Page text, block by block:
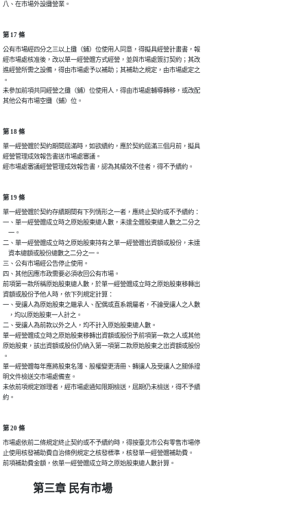
八、在市場外設攤營業。
第 17 條
公有市場經四分之三以上攤（鋪）位使用人同意，得擬具經營計畫書，報
經市場處核准後，改以單一經營體方式經營，並與市場處簽訂契約；其改
進經營所需之設備，得由市場處予以補助；其補助之規定，由市場處定之
。
未參加前項共同經營之攤（鋪）位使用人，得由市場處輔導轉移，或改配
其他公有市場空攤（鋪）位。
第 18 條
單一經營體於契約期間屆滿時，如欲續約，應於契約屆滿三個月前，擬具
經營管理成效報告書送市場處審議。
經市場處審議經營管理成效報告書，認為其績效不佳者，得不予續約。
第 19 條
單一經營體於契約存續期間有下列情形之一者，應終止契約或不予續約：
一、單一經營體成立時之原始股東總人數，未達全體股東總人數之二分之
    一。
二、單一經營體成立時之原始股東持有之單一經營體出資額或股份，未達
    資本總額或股份總數之二分之一。
三、公有市場經公告停止使用。
四、其他因應市政需要必須收回公有市場。
前項第一款所稱原始股東總人數，於單一經營體成立時之原始股東移轉出
資額或股份予他人時，依下列規定計算：
一、受讓人為原始股東之繼承人、配偶或直系親屬者，不論受讓人之人數
    ，均以原始股東一人計之。
二、受讓人為前款以外之人，均不計入原始股東總人數。
單一經營體成立時之原始股東移轉出資額或股份予前項第一款之人或其他
原始股東，該出資額或股份仍納入第一項第二款原始股東之出資額或股份
。
單一經營體每年應將股東名簿、股權變更清冊、轉讓人及受讓人之關係證
明文件檢送交市場處備查。
未依前項規定辦理者，經市場處通知限期檢送，屆期仍未檢送，得不予續
約。
第 20 條
市場處依前二條規定終止契約或不予續約時，得按臺北市公有零售市場停
止使用核發補助費自治條例規定之核發標準，核發單一經營體補助費。
前項補助費金額，依單一經營體成立時之原始股東總人數計算。
第三章 民有市場